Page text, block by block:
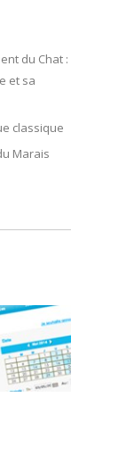
du Chat :
et sa
classique
Marais